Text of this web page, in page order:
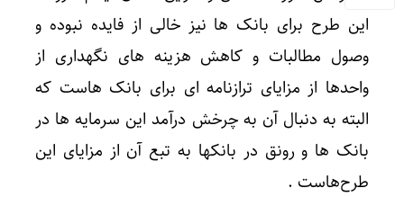
این طرح برای بانک ها نیز خالی از فایده نبوده و
وصول مطالبات و کاهش هزینه های نگهداری از
واحدها از مزایای ترازنامه ای برای بانک هاست که
البته به دنبال آن به چرخش درآمد این سرمایه ها در
بانک ها و رونق در بانکها به تبع آن از مزایای این
طرح‌هاست .